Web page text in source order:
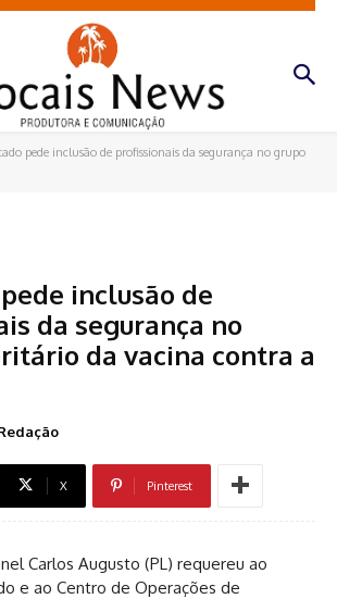
pede inclusão de profissionais da segurança no grupo
inclusão de
da segurança no
da vacina contra a
X Pinterest
Carlos Augusto (PL) requereu ao
e ao Centro de Operações de